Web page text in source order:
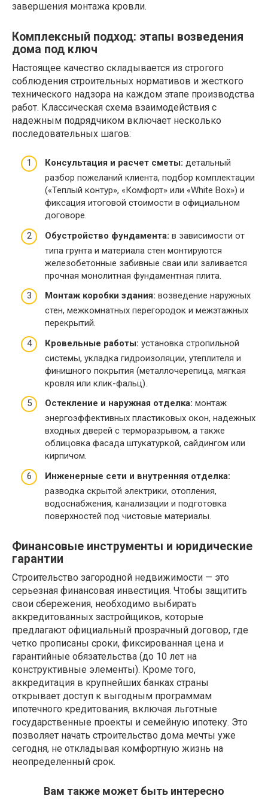
завершения монтажа кровли.
Комплексный подход: этапы возведения
дома под ключ
Настоящее качество складывается из строгого
соблюдения строительных нормативов и жесткого
технического надзора на каждом этапе производства
работ. Классическая схема взаимодействия с
надежным подрядчиком включает несколько
последовательных шагов:
Консультация и расчет сметы: детальный
разбор пожеланий клиента, подбор комплектации
(«Теплый контур», «Комфорт» или «White Box») и
фиксация итоговой стоимости в официальном
договоре.
Обустройство фундамента: в зависимости от
типа грунта и материала стен монтируются
железобетонные забивные сваи или заливается
прочная монолитная фундаментная плита.
Монтаж коробки здания: возведение наружных
стен, межкомнатных перегородок и межэтажных
перекрытий.
Кровельные работы: установка стропильной
системы, укладка гидроизоляции, утеплителя и
финишного покрытия (металлочерепица, мягкая
кровля или клик-фальц).
Остекление и наружная отделка: монтаж
энергоэффективных пластиковых окон, надежных
входных дверей с терморазрывом, а также
облицовка фасада штукатуркой, сайдингом или
кирпичом.
Инженерные сети и внутренняя отделка:
разводка скрытой электрики, отопления,
водоснабжения, канализации и подготовка
поверхностей под чистовые материалы.
Финансовые инструменты и юридические
гарантии
Строительство загородной недвижимости — это
серьезная финансовая инвестиция. Чтобы защитить
свои сбережения, необходимо выбирать
аккредитованных застройщиков, которые
предлагают официальный прозрачный договор, где
четко прописаны сроки, фиксированная цена и
гарантийные обязательства (до 10 лет на
конструктивные элементы). Кроме того,
аккредитация в крупнейших банках страны
открывает доступ к выгодным программам
ипотечного кредитования, включая льготные
государственные проекты и семейную ипотеку. Это
позволяет начать строительство дома мечты уже
сегодня, не откладывая комфортную жизнь на
неопределенный срок.
Вам также может быть интересно